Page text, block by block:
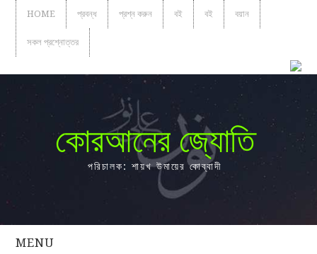
HOME প্রবন্ধ প্রশ্ন করুন বই বই বয়ান
সকল প্রশ্নোত্তর
কোরআনের জ্যোতি
পরিচালক: শায়খ উমায়ের কোব্বাদী
MENU
সকল